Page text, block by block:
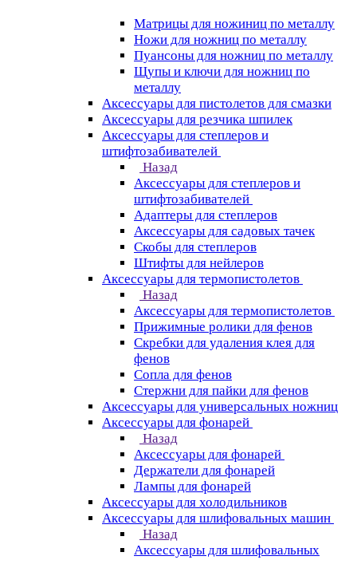
Матрицы для ножиниц по металлу
Ножи для ножниц по металлу
Пуансоны для ножниц по металлу
Щупы и ключи для ножниц по
металлу
Аксессуары для пистолетов для смазки
Аксессуары для резчика шпилек
Аксессуары для степлеров и
штифтозабивателей
Назад
Аксессуары для степлеров и
штифтозабивателей
Адаптеры для степлеров
Аксессуары для садовых тачек
Скобы для степлеров
Штифты для нейлеров
Аксессуары для термопистолетов
Назад
Аксессуары для термопистолетов
Прижимные ролики для фенов
Скребки для удаления клея для
фенов
Сопла для фенов
Стержни для пайки для фенов
Аксессуары для универсальных ножниц
Аксессуары для фонарей
Назад
Аксессуары для фонарей
Держатели для фонарей
Лампы для фонарей
Аксессуары для холодильников
Аксессуары для шлифовальных машин
Назад
Аксессуары для шлифовальных